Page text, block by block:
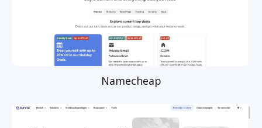
Namecheap